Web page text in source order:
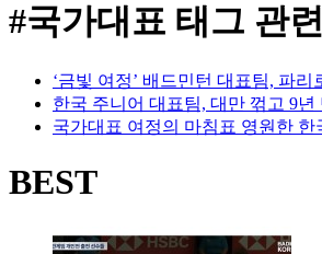
#국가대표 태그 관
‘금빛 여정’ 배드민턴 대표팀, 파
한국 주니어 대표팀, 대만 꺾고 9
국가대표 여정의 마침표 영원한
BEST